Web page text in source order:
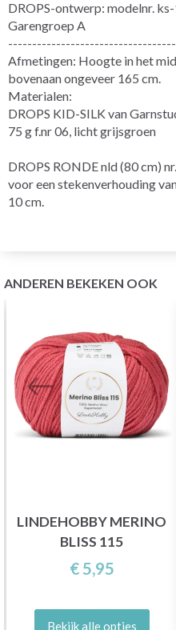
DROPS-ontwerp: modelnr.
Garengroep A
Afmetingen: Hoogte in het
bovenaan ongeveer 165 cm.
Materialen:
DROPS KID-SILK van
75 g f.nr 06, licht grijsgroen
DROPS RONDE nld (80 cm)
voor een stekenverhouding
10 cm.
ANDEREN BEKEKEN OOK
LINDEHOBBY MERINO
BLISS 115
€ 5,95
Bekijk alle opties